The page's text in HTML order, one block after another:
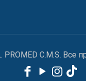
PROMED C.M.S. Все